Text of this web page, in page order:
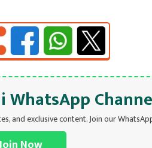
WhatsApp
and exclusive content. Join our